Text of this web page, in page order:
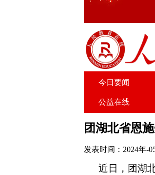
今日要闻
公益在线
关于我们
团湖北省恩
发表时间：2024年-
近日，团湖北